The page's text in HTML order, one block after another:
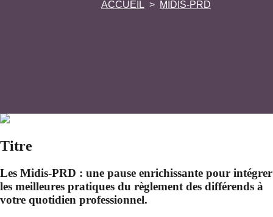
ACCUEIL MIDIS-PRD
Titre
Les Midis-PRD : une pause enrichissante pour intégrer
les meilleures pratiques du règlement des différends à
votre quotidien professionnel.